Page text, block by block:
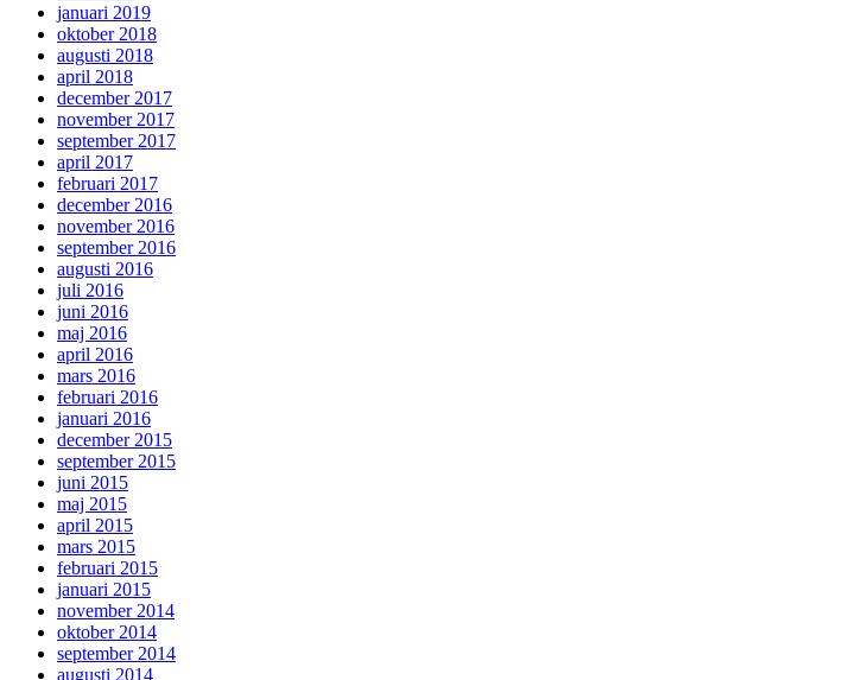
januari 2019
oktober 2018
augusti 2018
april 2018
december 2017
november 2017
september 2017
april 2017
februari 2017
december 2016
november 2016
september 2016
augusti 2016
juli 2016
juni 2016
maj 2016
april 2016
mars 2016
februari 2016
januari 2016
december 2015
september 2015
juni 2015
maj 2015
april 2015
mars 2015
februari 2015
januari 2015
november 2014
oktober 2014
september 2014
augusti 2014